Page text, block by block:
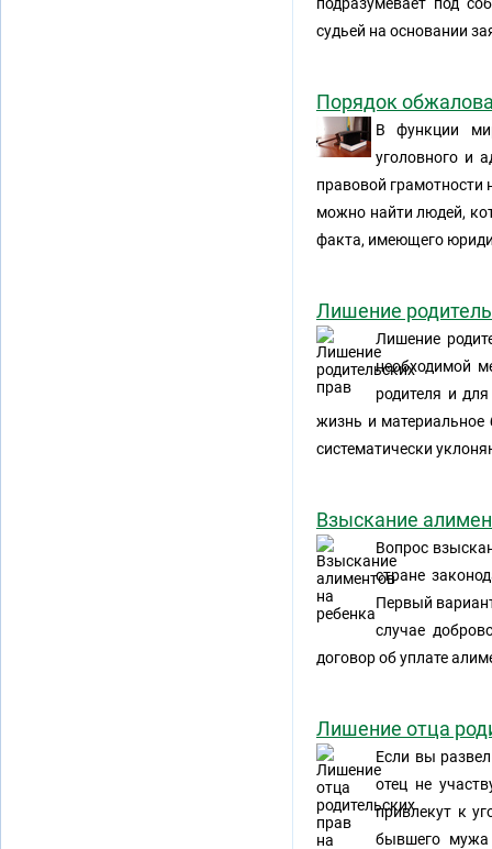
судьей на основании
Порядок
В функции
уголовного и
правовой грамотности
можно найти людей,
факта, имеющего
Лишение
Лишение
необходимой
родителя и
жизнь и материальное
систематически
Взыскание
Вопрос
стране
Первый
случае
договор об уплате
Лишение отца
Если вы
отец не
привлекут к
бывшего мужа